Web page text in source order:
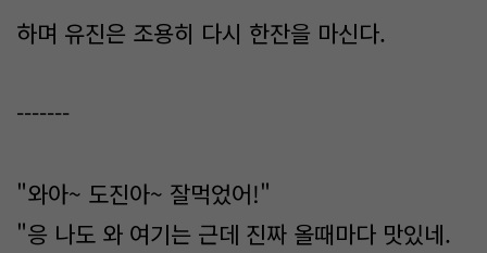
하며 유진은 조용히 다시 한잔을 마신다.
-------
"와아~ 도진아~ 잘먹었어!"
"응 나도 와 여기는 근데 진짜 올때마다 맛있네.